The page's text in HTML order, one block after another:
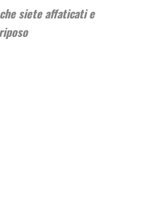
siete affaticati e